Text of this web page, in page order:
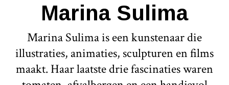
Marina Sulima
Marina Sulima is een kunstenaar die
illustraties, animaties, sculpturen en films
maakt. Haar laatste drie fascinaties waren